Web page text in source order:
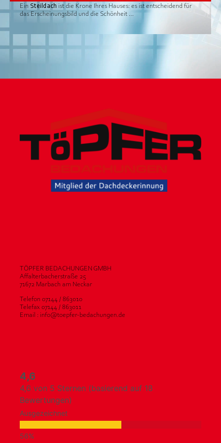
Ein Steildach ist die Krone Ihres Hauses: es ist entscheidend für
das Erscheinungsbild und die Schönheit …
TÖPFER BEDACHUNGEN GMBH
Affalterbacherstraße 25
71672 Marbach am Neckar
Telefon 07144 / 863010
Telefax 07144 / 863011
Email : info@toepfer-bedachungen.de
4,6
4,6 von 5 Sternen (basierend auf 18
Bewertungen)
Ausgezeichnet